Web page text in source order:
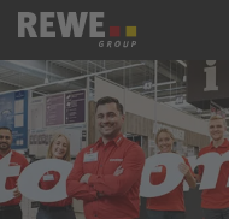
Zum Inhalt springen
REWE